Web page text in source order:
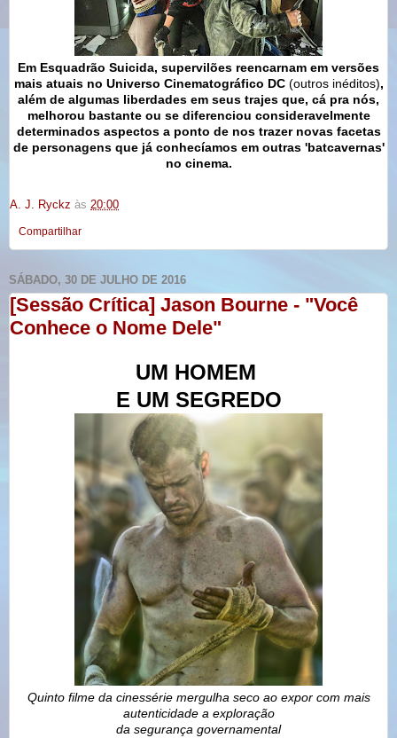
Em Esquadrão Suicida, supervilões reencarnam em versões
mais atuais no Universo Cinematográfico DC (outros inéditos),
além de algumas liberdades em seus trajes que, cá pra nós,
melhorou bastante ou se diferenciou consideravelmente
determinados aspectos a ponto de nos trazer novas facetas
de personagens que já conhecíamos em outras 'batcavernas'
no cinema.
A. J. Ryckz às 20:00
Compartilhar
SÁBADO, 30 DE JULHO DE 2016
[Sessão Crítica] Jason Bourne - "Você
Conhece o Nome Dele"
UM HOMEM
E UM SEGREDO
Quinto filme da cinessérie mergulha seco ao expor com mais
autenticidade a exploração
da segurança governamental